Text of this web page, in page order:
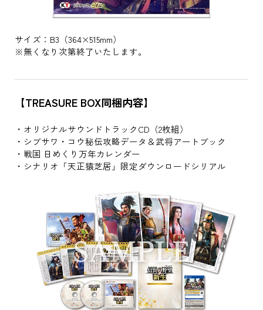
サイズ：B3（364×515mm）
※無くなり次第終了いたします。
【TREASURE BOX同梱内容】
・オリジナルサウンドトラックCD（2枚組）
・シブサワ・コウ秘伝攻略データ＆武将アートブック
・戦国 日めくり万年カレンダー
・シナリオ「天正猿芝居」限定ダウンロードシリアル